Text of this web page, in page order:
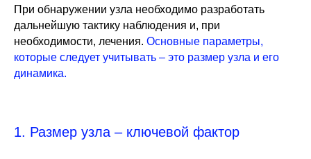
При обнаружении узла необходимо разработать
дальнейшую тактику наблюдения и, при
необходимости, лечения. Основные параметры,
которые следует учитывать – это размер узла и его
динамика.
1. Размер узла – ключевой фактор